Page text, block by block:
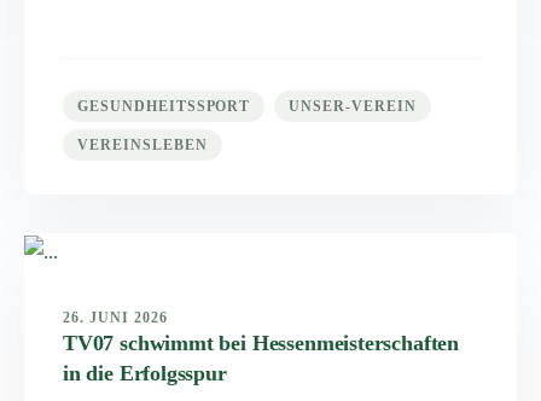
GESUNDHEITSSPORT UNSER-VEREIN
VEREINSLEBEN
26. JUNI 2026
TV07 schwimmt bei Hessenmeisterschaften
in die Erfolgsspur